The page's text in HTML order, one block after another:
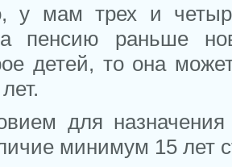
у мам трех и
пенсию раньше
детей, то она
для
минимум 15 лет